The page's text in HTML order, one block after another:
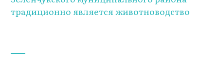
традиционно является животноводство